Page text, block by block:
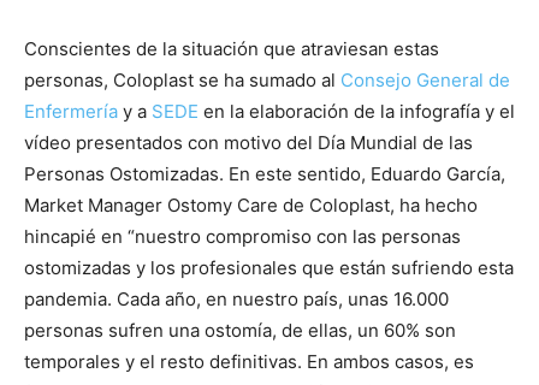
Conscientes de la situación que atraviesan estas
personas, Coloplast se ha sumado al Consejo General de
Enfermería y a SEDE en la elaboración de la infografía y el
vídeo presentados con motivo del Día Mundial de las
Personas Ostomizadas. En este sentido, Eduardo García,
Market Manager Ostomy Care de Coloplast, ha hecho
hincapié en “nuestro compromiso con las personas
ostomizadas y los profesionales que están sufriendo esta
pandemia. Cada año, en nuestro país, unas 16.000
personas sufren una ostomía, de ellas, un 60% son
temporales y el resto definitivas. En ambos casos, es